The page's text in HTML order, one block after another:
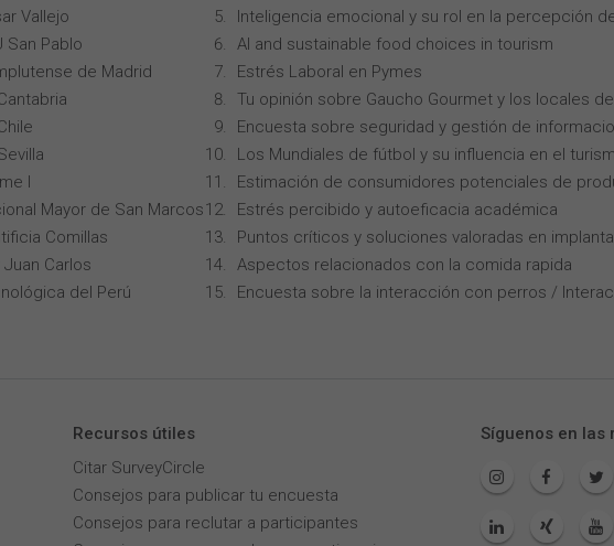
Vallejo
San Pablo
de Madrid
I
Mayor de San Marcos
Comillas
Carlos
del Perú
Inteligencia emocional y su rol en la percepción
AI and sustainable food choices in tourism
Estrés Laboral en Pymes
Tu opinión sobre Gaucho Gourmet y los locales
Encuesta sobre seguridad y gestión de
Los Mundiales de fútbol y su influencia en el
Estimación de consumidores potenciales de
Estrés percibido y autoeficacia académica
Puntos críticos y soluciones valoradas en
Aspectos relacionados con la comida rapida
Encuesta sobre la interacción con perros /
Recursos útiles
Citar SurveyCircle
Consejos para publicar tu encuesta
Consejos para reclutar a participantes
Síguenos en las